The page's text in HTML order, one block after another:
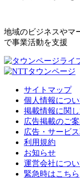
地域のビジネスやマ
で事業活動を支援
サイトマップ
個人情報につ
掲載情報に関
広告掲載のご
広告・サービ
利用規約
お知らせ
運営会社につ
緊急時はこちら